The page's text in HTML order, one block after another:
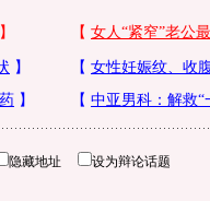
隐藏地址 设为辩论话题